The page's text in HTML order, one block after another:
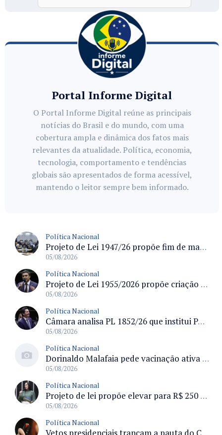
Portal Informe Digital
O Portal Informe Digital reúne as principais
notícias do Brasil e do mundo, com uma
cobertura ampla e dinâmica dos fatos mais
relevantes da atualidade. Política, economia,
tecnologia, comportamento e tendências
globais são apresentados de forma acessível,
mantendo o leitor sempre bem informado.
Política Nacional
Projeto de Lei 1947/26 propõe fim de margens para cartão de crédito e consignado do INSS
05/08/2026
Política Nacional
Projeto de Lei 1955/2026 propõe criação de geração livre de fumo ao restringir venda de vapes a nascidos desde 1º de janeiro de 2009
05/08/2026
Política Nacional
Câmara analisa PL 1852/26 que institui Política Nacional de Gestão de Desempenho e Eficiência para servidores públicos
05/08/2026
Política Nacional
Dorinaldo Malafaia pede vacinação ativa ao Ministério da Saúde para reverter queda na cobertura vacinal no Brasil
05/08/2026
Política Nacional
Projeto de lei propõe elevar para R$ 250 mil limite de isenção do IPI para pessoas com deficiência e autismo
05/08/2026
Política Nacional